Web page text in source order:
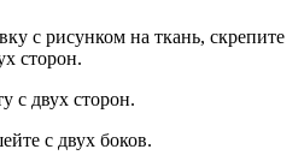
с рисунком на ткань, скрепите
сторон.
с двух сторон.
с двух боков.